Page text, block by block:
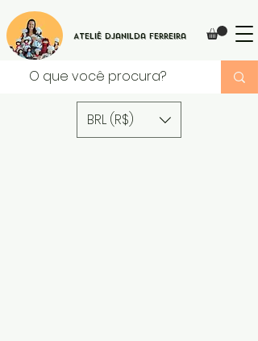
Ateliê Djanilda Ferreira
BRL (R$)